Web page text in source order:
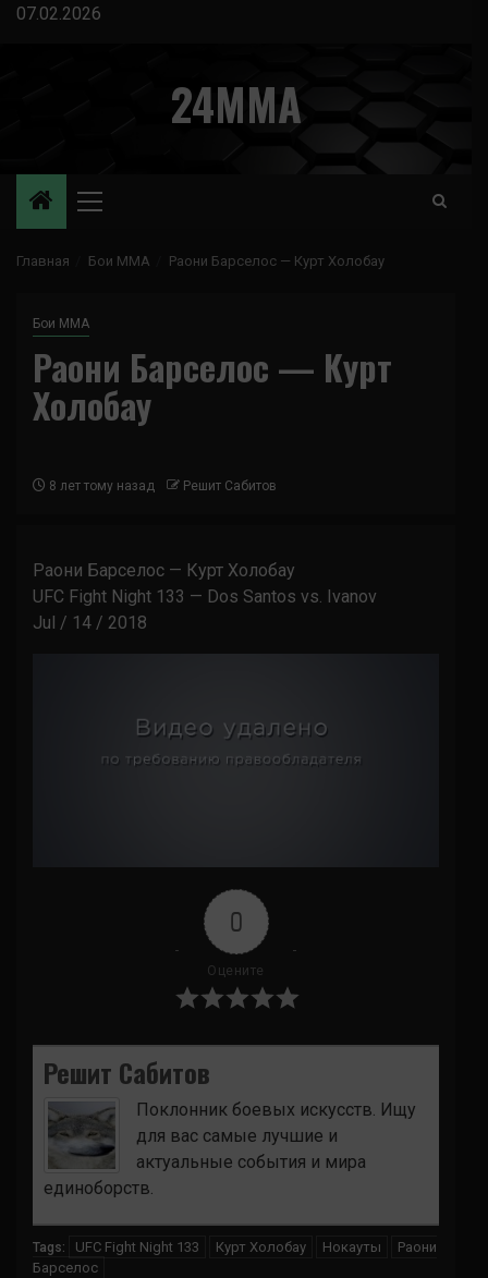
Перейти
07.02.2026
24MMA
Основное
Главная Бои ММА Раони Барселос — Курт Холобау
Бои ММА
Раони Барселос — Курт
Холобау
8 лет тому назад Решит Сабитов
Раони Барселос — Курт Холобау
UFC Fight Night 133 — Dos Santos vs. Ivanov
Jul / 14 / 2018
0
Оцените
Решит Сабитов
Поклонник боевых искусств. Ищу
для вас самые лучшие и
актуальные события и мира
единоборств.
Tags: UFC Fight Night 133 Курт Холобау Нокауты
Раони
Барселос